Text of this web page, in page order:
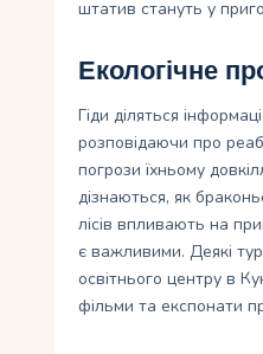
штатив стануть у
Екологічне
Гіди діляться
розповідаючи про
погрози їхньому
дізнаються, як
лісів впливають на
є важливими. Деякі
освітнього центру в
фільми та експонати